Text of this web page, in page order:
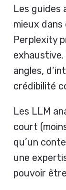
Les
mieux
Perplexity
exhaustive.
angles,
crédibilité
Les LLM
court
qu’un
une
pouvoir